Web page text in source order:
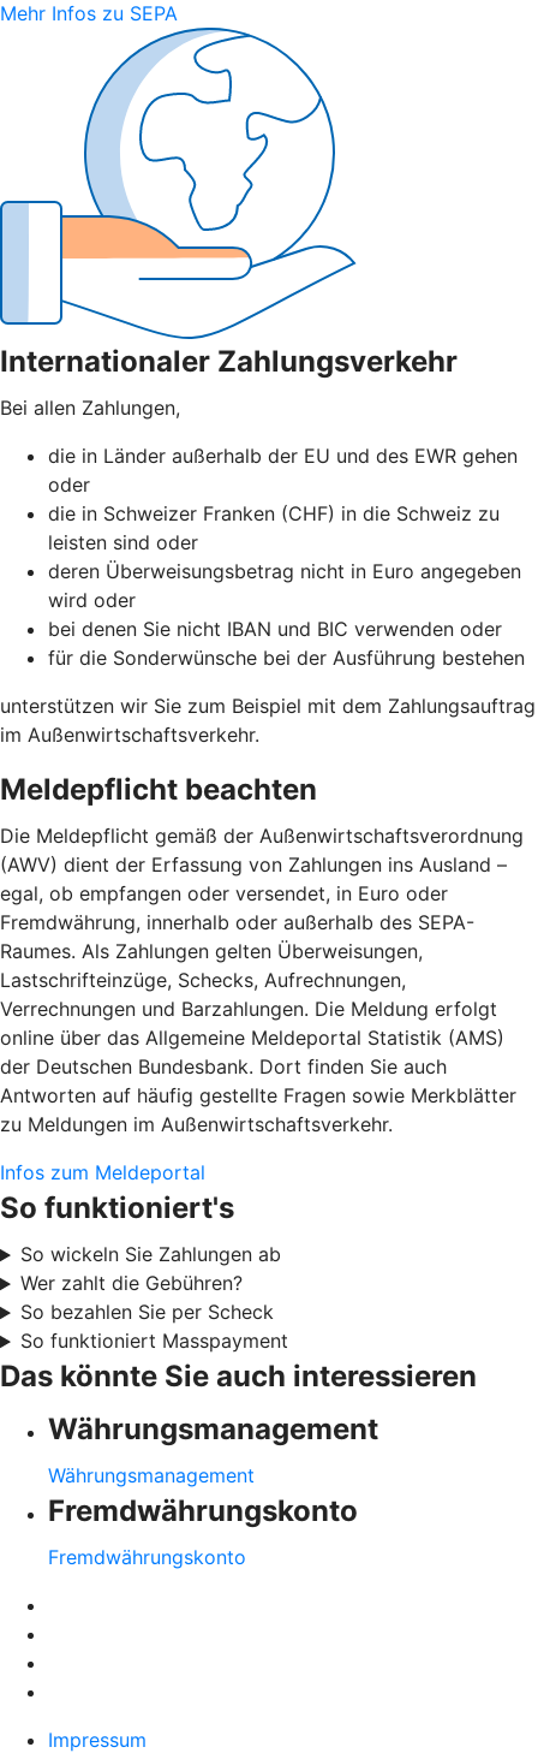
Mehr Infos zu SEPA
Internationaler Zahlungsverkehr
Bei allen Zahlungen,
die in Länder außerhalb der EU und des EWR gehen
oder
die in Schweizer Franken (CHF) in die Schweiz zu
leisten sind oder
deren Überweisungsbetrag nicht in Euro angegeben
wird oder
bei denen Sie nicht IBAN und BIC verwenden oder
für die Sonderwünsche bei der Ausführung bestehen
unterstützen wir Sie zum Beispiel mit dem Zahlungsauftrag
im Außenwirtschaftsverkehr.
Meldepflicht beachten
Die Meldepflicht gemäß der Außenwirtschaftsverordnung
(AWV) dient der Erfassung von Zahlungen ins Ausland –
egal, ob empfangen oder versendet, in Euro oder
Fremdwährung, innerhalb oder außerhalb des SEPA-
Raumes. Als Zahlungen gelten Überweisungen,
Lastschrifteinzüge, Schecks, Aufrechnungen,
Verrechnungen und Barzahlungen. Die Meldung erfolgt
online über das Allgemeine Meldeportal Statistik (AMS)
der Deutschen Bundesbank. Dort finden Sie auch
Antworten auf häufig gestellte Fragen sowie Merkblätter
zu Meldungen im Außenwirtschaftsverkehr.
Infos zum Meldeportal
So funktioniert's
So wickeln Sie Zahlungen ab
Wer zahlt die Gebühren?
So bezahlen Sie per Scheck
So funktioniert Masspayment
Das könnte Sie auch interessieren
Währungsmanagement
Währungsmanagement
Fremdwährungskonto
Fremdwährungskonto
Impressum